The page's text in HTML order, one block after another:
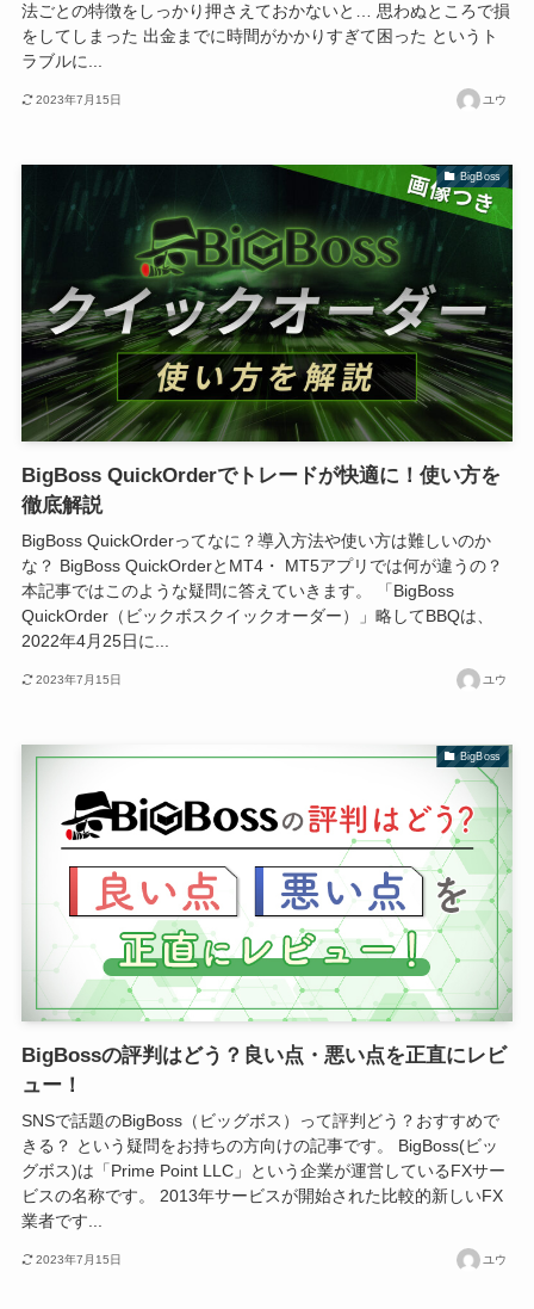
法ごとの特徴をしっかり押さえておかないと… 思わぬところで損
をしてしまった 出金までに時間がかかりすぎて困った というト
ラブルに...
2023年7月15日 ユウ
BigBoss
BigBoss QuickOrderでトレードが快適に！使い方を
徹底解説
BigBoss QuickOrderってなに？導入方法や使い方は難しいのか
な？ BigBoss QuickOrderとMT4・ MT5アプリでは何が違うの？
本記事ではこのような疑問に答えていきます。 「BigBoss
QuickOrder（ビックボスクイックオーダー）」略してBBQは、
2022年4月25日に...
2023年7月15日 ユウ
BigBoss
BigBossの評判はどう？良い点・悪い点を正直にレビ
ュー！
SNSで話題のBigBoss（ビッグボス）って評判どう？おすすめで
きる？ という疑問をお持ちの方向けの記事です。 BigBoss(ビッ
グボス)は「Prime Point LLC」という企業が運営しているFXサー
ビスの名称です。 2013年サービスが開始された比較的新しいFX
業者です...
2023年7月15日 ユウ